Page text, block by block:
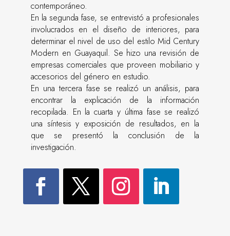
contemporáneo.
En la segunda fase, se entrevistó a profesionales
involucrados en el diseño de interiores, para
determinar el nivel de uso del estilo Mid Century
Modern en Guayaquil. Se hizo una revisión de
empresas comerciales que proveen mobiliario y
accesorios del género en estudio.
En una tercera fase se realizó un análisis, para
encontrar la explicación de la información
recopilada. En la cuarta y última fase se realizó
una síntesis y exposición de resultados, en la
que se presentó la conclusión de la
investigación.